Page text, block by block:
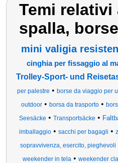
Temi
spalla,
mini valigia
cinghia per fissaggio al
Trolley-Sport- und
per palestre • borse da viaggio per
outdoor • borsa da trasporto •
Seesäcke • Transportsäcke •
imballaggio• sacchi per bagagli •
sopravvivenza, esercito, pieghevoli
weekender in tela • weekender